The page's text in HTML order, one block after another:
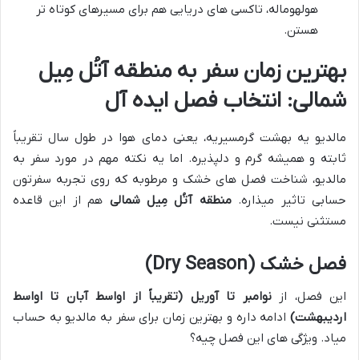
هولهوماله، تاکسی های دریایی هم برای مسیرهای کوتاه تر
هستن.
بهترین زمان سفر به منطقه آتُل مِیل
شمالی: انتخاب فصل ایده آل
مالدیو یه بهشت گرمسیریه، یعنی دمای هوا در طول سال تقریباً
ثابته و همیشه گرم و دلپذیره. اما یه نکته مهم در مورد سفر به
مالدیو، شناخت فصل های خشک و مرطوبه که روی تجربه سفرتون
حسابی تاثیر میذاره.منطقه آتُل مِیل شمالی هم از این قاعده
مستثنی نیست.
فصل خشک (Dry Season)
این فصل، ازنوامبر تا آوریل (تقریباً از اواسط آبان تا اواسط
اردیبهشت) ادامه داره و بهترین زمان برای سفر به مالدیو به حساب
میاد. ویژگی های این فصل چیه؟